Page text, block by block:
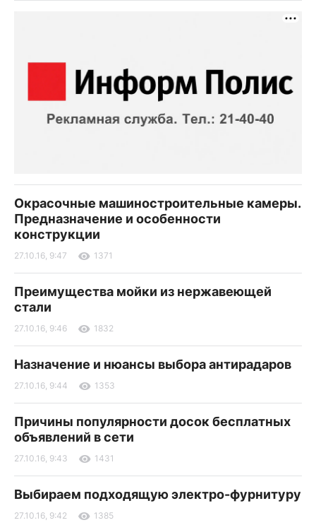
Окрасочные машиностроительные камеры.
Предназначение и особенности
конструкции
27.10.16, 9:47 1371
Преимущества мойки из нержавеющей
стали
27.10.16, 9:46 1832
Назначение и нюансы выбора антирадаров
27.10.16, 9:44 1353
Причины популярности досок бесплатных
объявлений в сети
27.10.16, 9:43 1431
Выбираем подходящую электро-фурнитуру
27.10.16, 9:42 1385